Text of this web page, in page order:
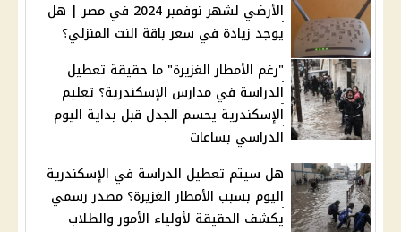
الأرضي لشهر نوفمبر 2024 في مصر | هل
يوجد زيادة في سعر باقة النت المنزلي؟
"رغم الأمطار الغزيرة" ما حقيقة تعطيل
الدراسة في مدارس الإسكندرية؟ تعليم
الإسكندرية يحسم الجدل قبل بداية اليوم
الدراسي بساعات
هل سيتم تعطيل الدراسة في الإسكندرية
اليوم بسبب الأمطار الغزيرة؟ مصدر رسمي
يكشف الحقيقة لأولياء الأمور والطلاب